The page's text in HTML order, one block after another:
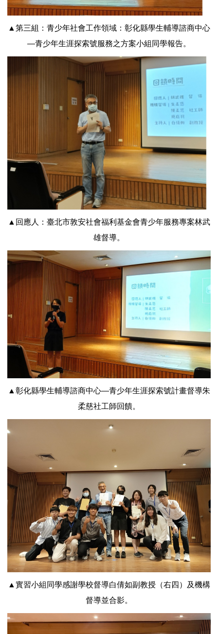
▲第三組：青少年社會工作領域：彰化縣學生輔導諮商中心
—青少年生涯探索號服務之方案小組同學報告。
▲回應人：臺北市敦安社會福利基金會青少年服務專案林武
雄督導。
▲彰化縣學生輔導諮商中心—青少年生涯探索號計畫督導朱
柔慈社工師回饋。
▲實習小組同學感謝學校督導白倩如副教授（右四）及機構
督導並合影。